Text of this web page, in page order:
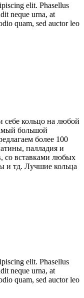
elit. Phasellus
neque urna, at
quam, sed auctor leo
себе кольцо на любой
большой
более 100
палладия и
со вставками любых
и тд. Лучшие кольца
elit. Phasellus
neque urna, at
quam, sed auctor leo